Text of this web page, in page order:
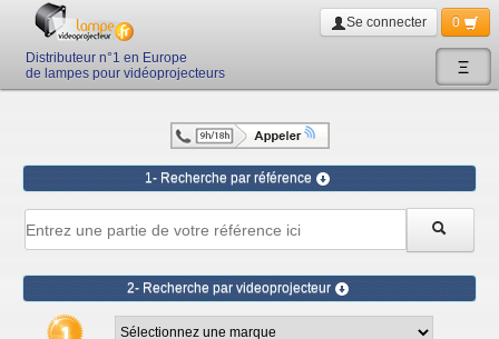
Ξ
Distributeur n°1 en Europe
de lampes pour vidéoprojecteurs
Se connecter 0
1- Recherche par référence
2- Recherche par videoprojecteur